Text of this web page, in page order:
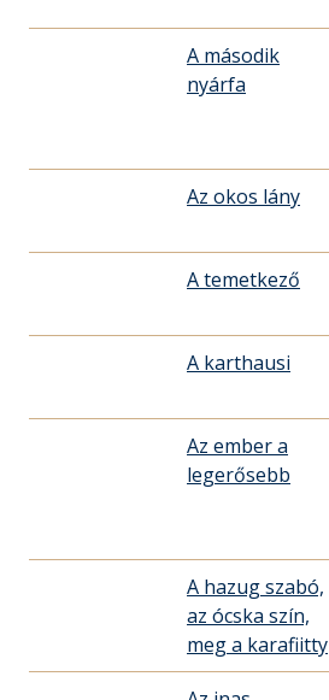
A második
nyárfa
Az okos lány
A temetkező
A karthausi
Az ember a
legerősebb
A hazug szabó,
az ócska szín,
meg a karafiitty